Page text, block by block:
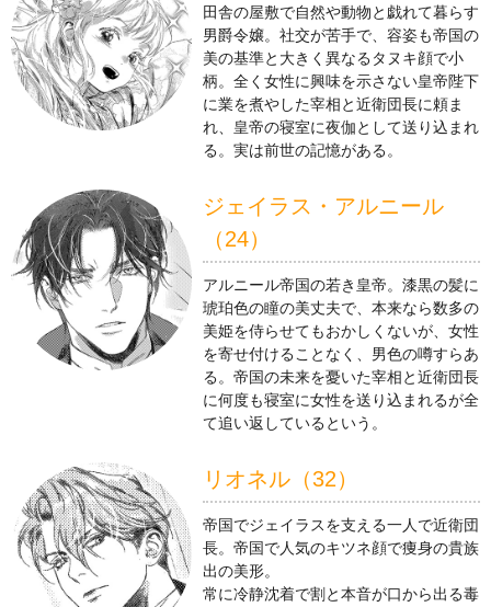
田舎の屋敷で自然や動物と戯れて暮らす
男爵令嬢。社交が苦手で、容姿も帝国の
美の基準と大きく異なるタヌキ顔で小
柄。全く女性に興味を示さない皇帝陛下
に業を煮やした宰相と近衛団長に頼ま
れ、皇帝の寝室に夜伽として送り込まれ
る。実は前世の記憶がある。
ジェイラス・アルニール
（24）
アルニール帝国の若き皇帝。漆黒の髪に
琥珀色の瞳の美丈夫で、本来なら数多の
美姫を侍らせてもおかしくないが、女性
を寄せ付けることなく、男色の噂すらあ
る。帝国の未来を憂いた宰相と近衛団長
に何度も寝室に女性を送り込まれるが全
て追い返しているという。
リオネル（32）
帝国でジェイラスを支える一人で近衛団
長。帝国で人気のキツネ顔で痩身の貴族
出の美形。
常に冷静沈着で割と本音が口から出る毒